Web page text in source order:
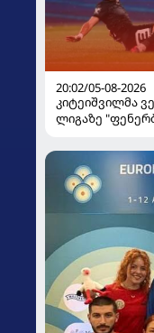
20:02/05-08-2026
კიტეიშვილმა
ლიგაზე